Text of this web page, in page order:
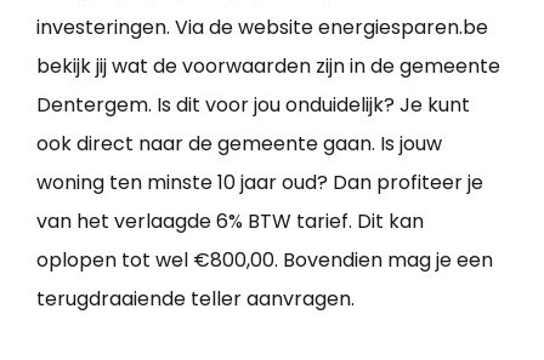
investeringen. Via de website energiesparen.be
bekijk jij wat de voorwaarden zijn in de gemeente
Dentergem. Is dit voor jou onduidelijk? Je kunt
ook direct naar de gemeente gaan. Is jouw
woning ten minste 10 jaar oud? Dan profiteer je
van het verlaagde 6% BTW tarief. Dit kan
oplopen tot wel €800,00. Bovendien mag je een
terugdraaiende teller aanvragen.